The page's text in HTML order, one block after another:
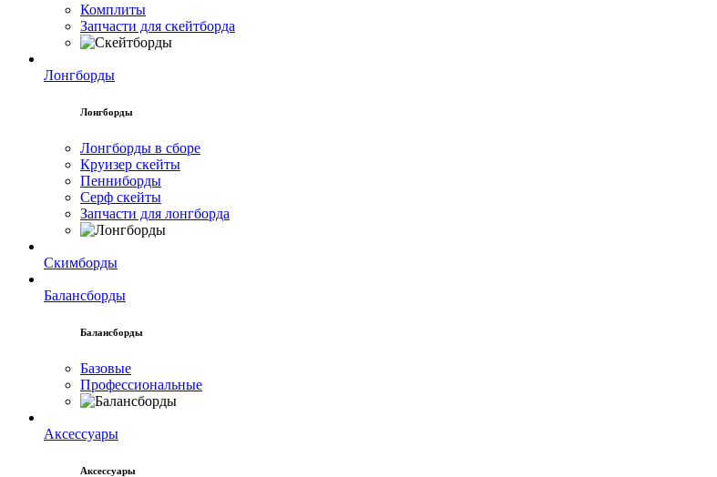
Комплиты
Запчасти для скейтборда
Лонгборды
Лонгборды
Лонгборды в сборе
Круизер скейты
Пенниборды
Серф скейты
Запчасти для лонгборда
Скимборды
Балансборды
Балансборды
Базовые
Профессиональные
Аксессуары
Аксессуары